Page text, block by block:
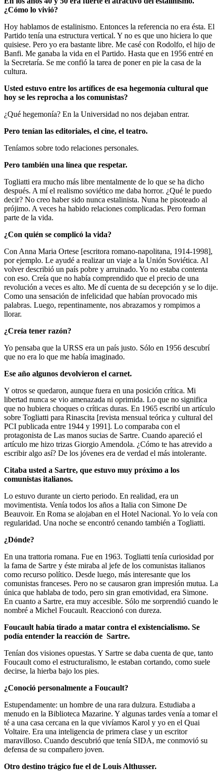
¿Cómo lo vivió?
Hoy hablamos de estalinismo. Entonces la referencia no era ésta. El
Partido tenía una estructura vertical. Y no es que uno hiciera lo que
quisiese. Pero yo era bastante libre. Me casé con Rodolfo, el hijo de
Banfi. Me ganaba la vida en el Partido. Hasta que en 1956 entré en
la Secretaría. Se me confió la tarea de poner en pie la casa de la
cultura.
Usted estuvo entre los artífices de esa hegemonía cultural que
hoy se les reprocha a los comunistas?
¿Qué hegemonía? En la Universidad no nos dejaban entrar.
Pero tenían las editoriales, el cine, el teatro.
Teníamos sobre todo relaciones personales.
Pero también una línea que respetar.
Togliatti era mucho más libre mentalmente de lo que se ha dicho
después. A mí el realismo soviético me daba horror. ¿Qué le puedo
decir? No creo haber sido nunca estalinista. Nuna he pisoteado al
prójimo. A veces ha habido relaciones complicadas. Pero forman
parte de la vida.
¿Con quién se complicó la vida?
Con Anna Maria Ortese [escritora romano-napolitana, 1914-1998],
por ejemplo. Le ayudé a realizar un viaje a la Unión Soviética. Al
volver describió un país pobre y arruinado. Yo no estaba contenta
con eso. Creía que no había comprendido que el precio de una
revolución a veces es alto. Me dí cuenta de su decepción y se lo dije.
Como una sensación de infelicidad que habían provocado mis
palabras. Luego, repentinamente, nos abrazamos y rompimos a
llorar.
¿Creía tener razón?
Yo pensaba que la URSS era un país justo. Sólo en 1956 descubrí
que no era lo que me había imaginado.
Ese año algunos devolvieron el carnet.
Y otros se quedaron, aunque fuera en una posición crítica. Mi
libertad nunca se vio amenazada ni oprimida. Lo que no significa
que no hubiera choques o críticas duras. En 1965 escribí un artículo
sobre Togliatti para Rinascita [revista mensual teórica y cultural del
PCI publicada entre 1944 y 1991]. Lo comparaba con el
protagonista de Las manos sucias de Sartre. Cuando apareció el
artículo me hizo trizas Giorgio Amendola. ¿Cómo te has atrevido a
escribir algo así? De los jóvenes era de verdad el más intolerante.
Citaba usted a Sartre, que estuvo muy próximo a los
comunistas italianos.
Lo estuvo durante un cierto periodo. En realidad, era un
movimentista. Venía todos los años a Italia con Simone De
Beauvoir. En Roma se alojaban en el Hotel Nacional. Yo lo veía con
regularidad. Una noche se encontró cenando también a Togliatti.
¿Dónde?
En una trattoria romana. Fue en 1963. Togliatti tenía curiosidad por
la fama de Sartre y éste miraba al jefe de los comunistas italianos
como recurso político. Desde luego, más interesante que los
comunistas franceses. Pero no se causaron gran impresión mutua. La
única que hablaba de todo, pero sin gran emotividad, era Simone.
En cuanto a Sartre, era muy accesible. Sólo me sorprendió cuando le
nombré a Michel Foucault. Reaccionó con dureza.
Foucault había tirado a matar contra el existencialismo. Se
podía entender la reacción de Sartre.
Tenían dos visiones opuestas. Y Sartre se daba cuenta de que, tanto
Foucault como el estructuralismo, le estaban cortando, como suele
decirse, la hierba bajo los pies.
¿Conoció personalmente a Foucault?
Estupendamente: un hombre de una rara dulzura. Estudiaba a
menudo en la Biblioteca Mazarine. Y algunas tardes venía a tomar el
té a una casa cercana en la que vivíamos Karol y yo en el Quai
Voltaire. Era una inteligencia de primera clase y un escritor
maravilloso. Cuando descubrió que tenía SIDA, me conmovió su
defensa de su compañero joven.
Otro destino trágico fue el de Louis Althusser.